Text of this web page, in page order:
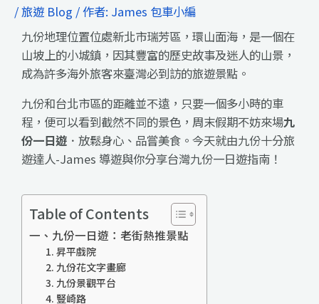
/旅遊 Blog / 作者: James 包車小編
九份地理位置位處新北市瑞芳區，環山面海，是一個在
山坡上的小城鎮，因其豐富的歷史故事及迷人的山景，
成為許多海外旅客來臺灣必到訪的旅遊景點。
九份和台北市區的距離並不遠，只要一個多小時的車
程，便可以看到截然不同的景色，周末假期不妨來場九
份一日遊 ．放鬆身心、品嘗美食。今天就由九份十分旅
遊達人-James 導遊與你分享台灣九份一日遊指南！
Table of Contents
一、九份一日遊：老街熱推景點
1. 昇平戲院
2. 九份花文字畫廊
3. 九份景觀平台
4. 豎崎路